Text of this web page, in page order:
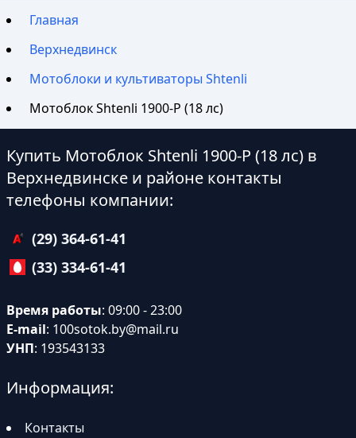
Главная
Верхнедвинск
Мотоблоки и культиваторы Shtenli
Мотоблок Shtenli 1900-P (18 лс)
Купить Мотоблок Shtenli 1900-P (18 лс) в
Верхнедвинске и районе контакты
телефоны компании:
(29) 364-61-41
(33) 334-61-41
Время работы: 09:00 - 23:00
E-mail: 100sotok.by@mail.ru
УНП: 193543133
Информация:
Контакты